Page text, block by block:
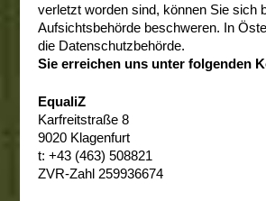
verletzt worden sind, können Sie sich
Aufsichtsbehörde beschweren. In
die Datenschutzbehörde.
Sie erreichen uns unter folgenden
EqualiZ
Karfreitstraße 8
9020 Klagenfurt
t: +43 (463) 508821
ZVR-Zahl 259936674